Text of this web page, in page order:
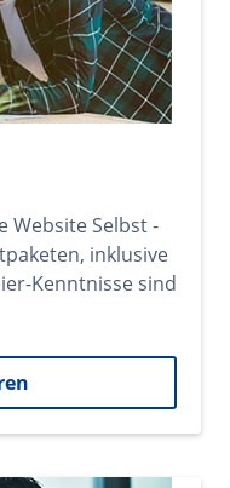
Website Selbst -
inklusive
Kenntnisse sind